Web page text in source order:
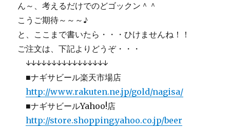
ん～、考えるだけでのどゴックン＾＾
こうご期待～～～♪
と、ここまで書いたら・・・ひけませんね！！
ご注文は、下記よりどうぞ・・・
↓↓↓↓↓↓↓↓↓↓↓↓↓↓↓↓
■ナギサビール楽天市場店
http://www.rakuten.ne.jp/gold/nagisa/
■ナギサビールYahoo!店
http://store.shopping.yahoo.co.jp/beer